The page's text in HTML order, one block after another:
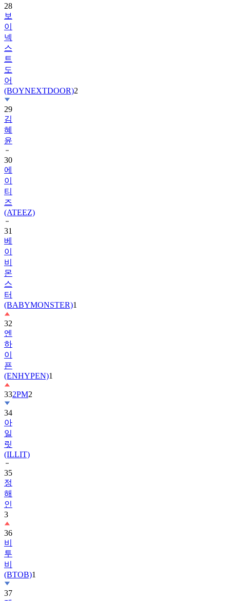
이
넥
스
트
도
어
(BOYNEXTDOOR)
29
김
혜
윤
30
에
이
티
즈
(ATEEZ)
31
베
이
비
몬
스
터
(BABYMONSTER)
32
엔
하
이
픈
(ENHYPEN)
332PM2
34
아
일
릿
(ILLIT)
35
정
해
인
3
36
비
투
비
(BTOB)
37
제
로